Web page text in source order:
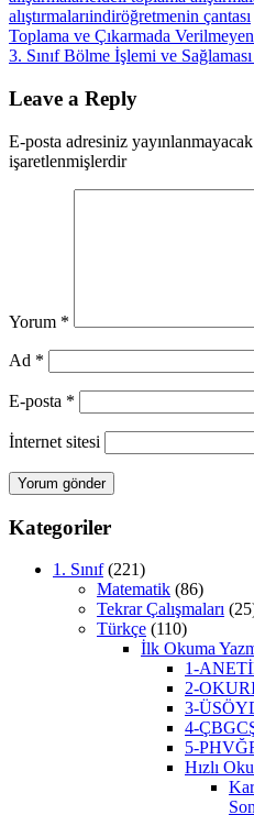
alıştırmalarıindiröğretmenin çantası
Yazı
gezinmesi
Previous
Post:
Toplama ve Çıkarmada
Next
3. Sınıf Bölme İşlemi ve
Leave a Reply
E-posta adresiniz
işaretlenmişlerdir
Yorum *
Ad *
E-posta *
İnternet sitesi
Kategoriler
1. Sınıf(221)
Matematik (86)
Tekrar Çalışmaları
Türkçe (110)
İlk Okuma
1-
2-
3-
4-
5-
Hızlı